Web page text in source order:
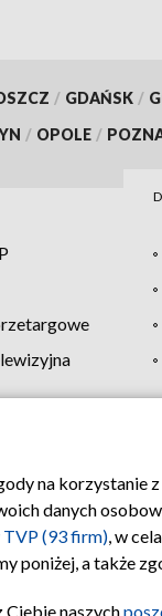
/ GDAŃSK /
/ OPOLE /
Polityka
na
danych
TVP (93 firm), w
poniżej, a także
Ciebie naszych